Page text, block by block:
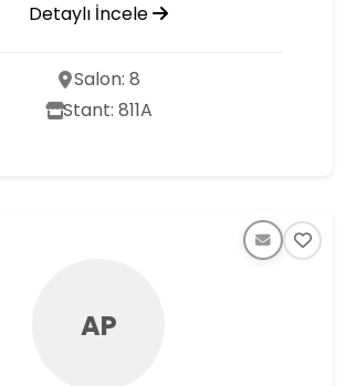
Detaylı İncele
Salon: 8
Stant: 811A
AP